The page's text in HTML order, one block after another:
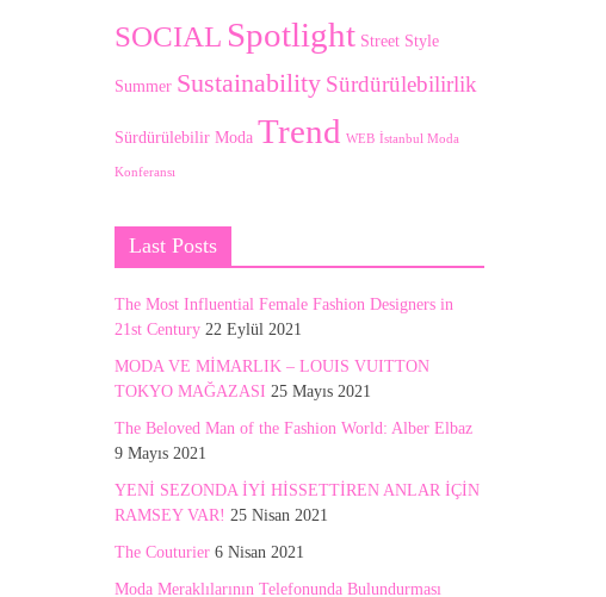
SOCIAL Spotlight Street Style
Summer Sustainability Sürdürülebilirlik
Sürdürülebilir Moda Trend WEB İstanbul Moda
Konferansı
Last Posts
The Most Influential Female Fashion Designers in
21st Century 22 Eylül 2021
MODA VE MİMARLIK – LOUIS VUITTON
TOKYO MAĞAZASI 25 Mayıs 2021
The Beloved Man of the Fashion World: Alber Elbaz
9 Mayıs 2021
YENİ SEZONDA İYİ HİSSETTİREN ANLAR İÇİN
RAMSEY VAR! 25 Nisan 2021
The Couturier 6 Nisan 2021
Moda Meraklılarının Telefonunda Bulundurması